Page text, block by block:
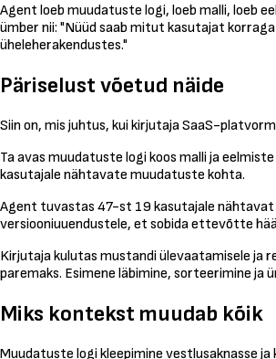
Agent loeb muudatuste logi, loeb malli, loeb
ümber nii: "Nüüd saab mitut kasutajat
üheleherakendustes."
Päriselust võetud näide
Siin on, mis juhtus, kui kirjutaja SaaS-
Ta avas muudatuste logi koos malli ja
kasutajale nähtavate muudatuste kohta.
Agent tuvastas 47-st 19 kasutajale nähtavat
versiooniuuendustele, et sobida ettevõtte
Kirjutaja kulutas mustandi ülevaatamisele ja
paremaks. Esimene läbimine, sorteerimine
Miks kontekst muudab kõik
Muudatuste logi kleepimine vestlusaknasse